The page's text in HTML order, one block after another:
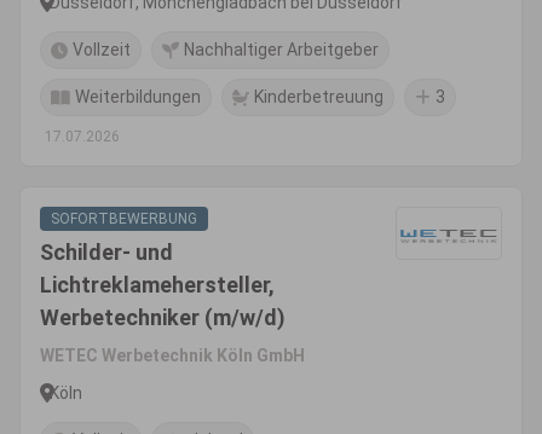
Vollzeit Nachhaltiger Arbeitgeber
Weiterbildungen Kinderbetreuung 3
17.07.2026
SOFORTBEWERBUNG
Schilder- und
Lichtreklamehersteller,
Werbetechniker (m/w/d)
WETEC Werbetechnik Köln GmbH
Köln